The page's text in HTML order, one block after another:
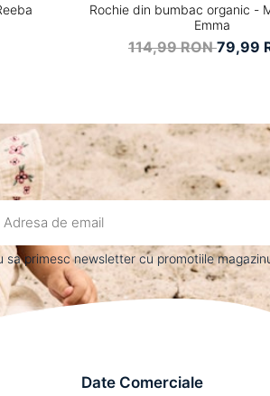
Rochie din bumbac organic -
Emma
114,99 RON79,99
sa primesc newsletter cu promotiile
Date Comerciale